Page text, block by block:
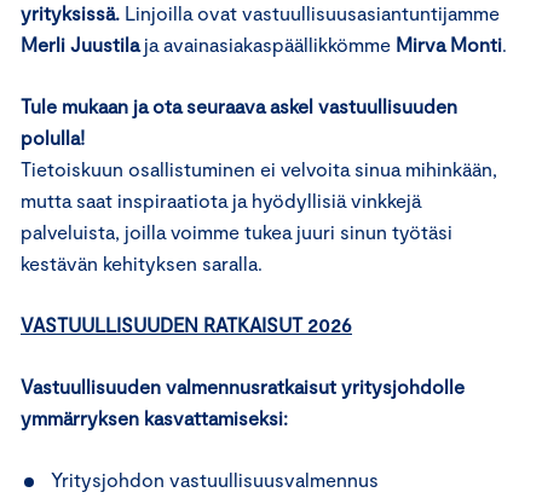
yrityksissä. Linjoilla ovat vastuullisuusasiantuntijamme
Merli Juustilaja avainasiakaspäällikkömme Mirva Monti.
Tule mukaan ja ota seuraava askel vastuullisuuden
polulla!
Tietoiskuun osallistuminen ei velvoita sinua mihinkään,
mutta saat inspiraatiota ja hyödyllisiä vinkkejä
palveluista, joilla voimme tukea juuri sinun työtäsi
kestävän kehityksen saralla.
VASTUULLISUUDEN RATKAISUT 2026
Vastuullisuuden valmennusratkaisut yritysjohdolle
ymmärryksen kasvattamiseksi:
Yritysjohdon vastuullisuusvalmennus